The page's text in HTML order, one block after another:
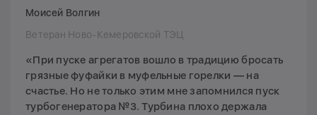
Моисей Волгин
Ветеран Ново-Кемеровской ТЭЦ
«При пуске агрегатов вошло в традицию бросать
грязные фуфайки в муфельные горелки — на
счастье. Но не только этим мне запомнился пуск
турбогенератора №3. Турбина плохо держала